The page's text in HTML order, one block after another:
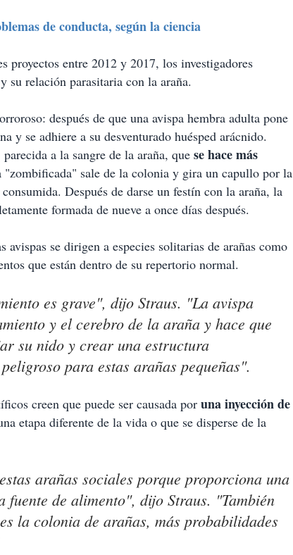
de conducta, según la ciencia
proyectos entre 2012 y 2017, los investigadores
su relación parasitaria con la araña.
después de que una avispa hembra adulta pone
y se adhiere a su desventurado huésped arácnido.
a la sangre de la araña, que se hace más
"zombificada" sale de la colonia y gira un capullo por la
Después de darse un festín con la araña, la
formada de nueve a once días después.
se dirigen a especies solitarias de arañas como
que están dentro de su repertorio normal.
es grave", dijo Straus. "La avispa
y el cerebro de la araña y hace que
su nido y crear una estructura
para estas arañas pequeñas".
creen que puede ser causada por una inyección de
etapa diferente de la vida o que se disperse de la
arañas sociales porque proporciona una
de alimento", dijo Straus. "También
la colonia de arañas, más probabilidades